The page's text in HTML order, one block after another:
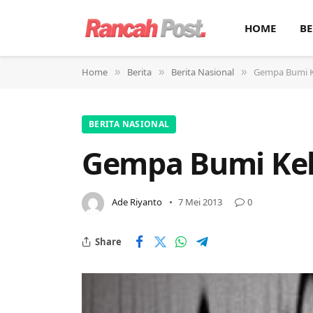
HOME
Home » Berita » Berita Nasional » Gempa Bumi
BERITA NASIONAL
Gempa Bumi
Ade Riyanto 7 Mei 2013 0
Share